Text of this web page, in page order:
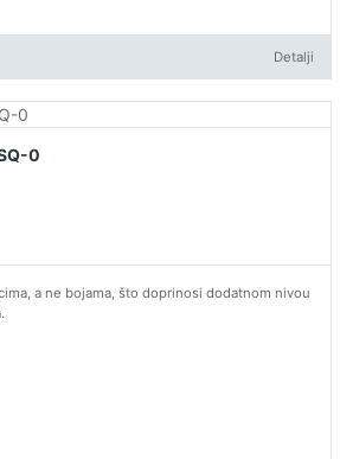
Detalji
0
a ne bojama, što doprinosi dodatnom nivou